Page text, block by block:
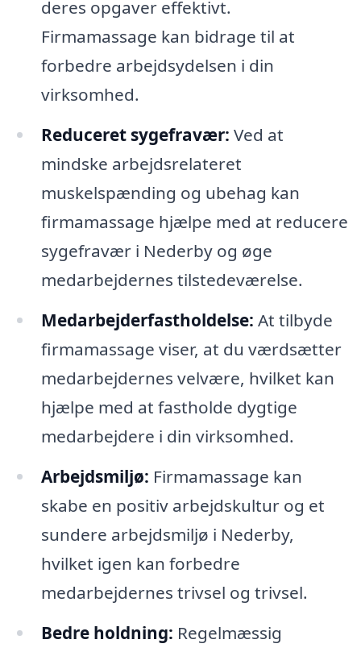
deres opgaver effektivt.
Firmamassage kan bidrage til at
forbedre arbejdsydelsen i din
virksomhed.
Reduceret sygefravær: Ved at
mindske arbejdsrelateret
muskelspænding og ubehag kan
firmamassage hjælpe med at reducere
sygefravær i Nederby og øge
medarbejdernes tilstedeværelse.
Medarbejderfastholdelse: At tilbyde
firmamassage viser, at du værdsætter
medarbejdernes velvære, hvilket kan
hjælpe med at fastholde dygtige
medarbejdere i din virksomhed.
Arbejdsmiljø: Firmamassage kan
skabe en positiv arbejdskultur og et
sundere arbejdsmiljø i Nederby,
hvilket igen kan forbedre
medarbejdernes trivsel og trivsel.
Bedre holdning: Regelmæssig